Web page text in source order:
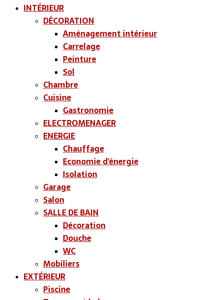
INTÉRIEUR
DÉCORATION
Aménagement intérieur
Carrelage
Peinture
Sol
Chambre
Cuisine
Gastronomie
ELECTROMENAGER
ENERGIE
Chauffage
Economie d’énergie
Isolation
Garage
Salon
SALLE DE BAIN
Décoration
Douche
WC
Mobiliers
EXTÉRIEUR
Piscine